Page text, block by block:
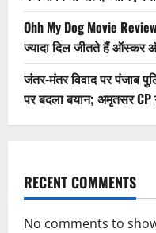
Ohh My Dog Movie
ज्यादा दिल जीतते हैं ऑस्कर
जंतर-मंतर विवाद पर पंजाब
पर बदला बयान; अमृतसर CP
RECENT COMMENTS
No comments to